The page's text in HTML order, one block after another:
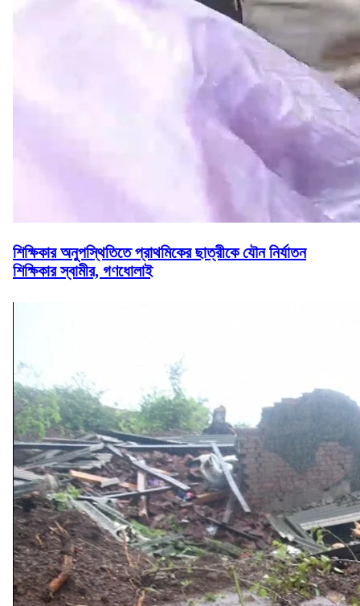
শিক্ষিকার অনুপস্থিতিতে প্রাথমিকের ছাত্রীকে যৌন নির্যাতন
শিক্ষিকার স্বামীর, গণধোলাই